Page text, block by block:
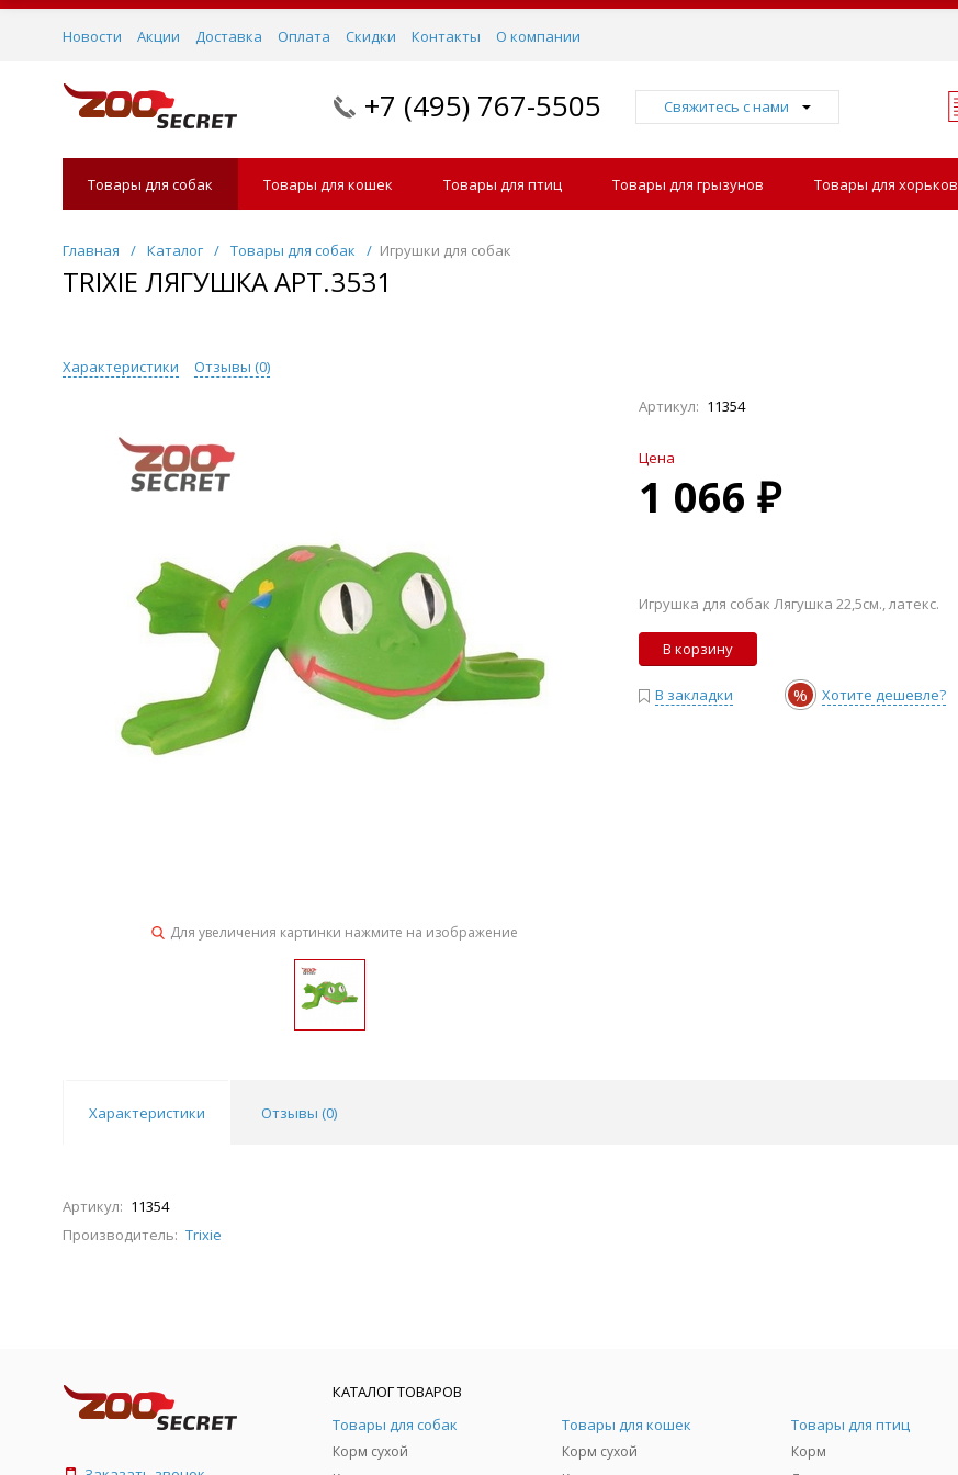
Новости Акции Доставка Оплата Скидки Контакты О компании
+7 (495) 767-5505 Свяжитесь с нами
Товары для собак Товары для кошек Товары для птиц Товары для грызунов Товары для хорьков
Главная / Каталог / Товары для собак / Игрушки для собак
TRIXIE ЛЯГУШКА АРТ.3531
Характеристики Отзывы (0)
Для увеличения картинки нажмите на изображение
Артикул: 11354
Цена
1 066 ₽
Игрушка для собак Лягушка 22,5см., латекс.
В корзину
В закладки % Хотите дешевле?
Характеристики Отзывы (0)
Артикул: 11354
Производитель: Trixie
КАТАЛОГ ТОВАРОВ
Товары для собак
Корм сухой
Товары для кошек
Корм сухой
Товары для птиц
Корм